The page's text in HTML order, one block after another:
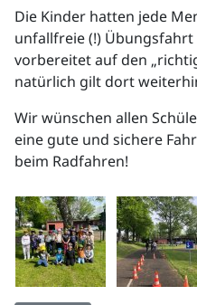
Die Kinder hatten jede
unfallfreie (!)
vorbereitet auf den
natürlich gilt dort
Wir wünschen allen
eine gute und sichere
beim Radfahren!